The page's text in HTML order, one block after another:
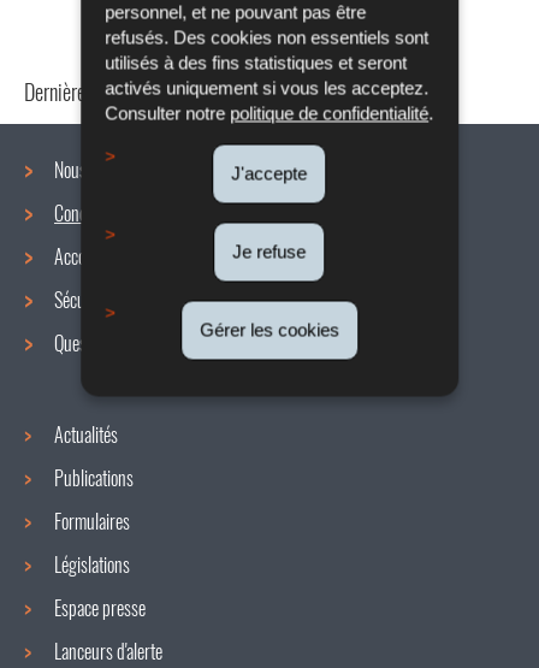
personnel, et ne pouvant pas être
refusés. Des cookies non essentiels sont
utilisés à des fins statistiques et seront
activés uniquement si vous les acceptez.
Consulter notre politique de confidentialité.
J'accepte
Je refuse
Gérer les cookies
Dernière mise à jour24/04/2024
Menu
de
navigation
Nous connaître
Conditions de travail
Accords collectifs
Sécurité / Santé au travail
Questions / réponses
Actualités
Publications
Formulaires
Législations
Espace presse
Lanceurs d'alerte